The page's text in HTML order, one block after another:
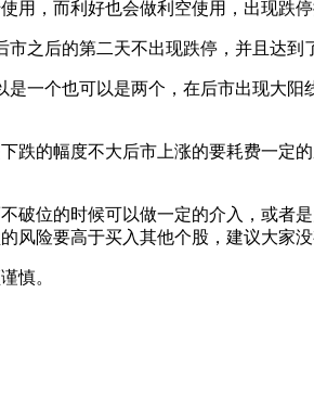
而利好也会做利空使用，出现跌停
后的第二天不出现跌停，并且达到
个也可以是两个，在后市出现大阳
的幅度不大后市上涨的要耗费一定
位的时候可以做一定的介入，或者
险要高于买入其他个股，建议大家
慎。